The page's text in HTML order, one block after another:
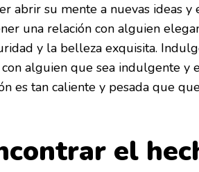
abrir su mente a nuevas ideas y
una relación con alguien
y la belleza exquisita.
alguien que sea indulgente y
es tan caliente y pesada que
el